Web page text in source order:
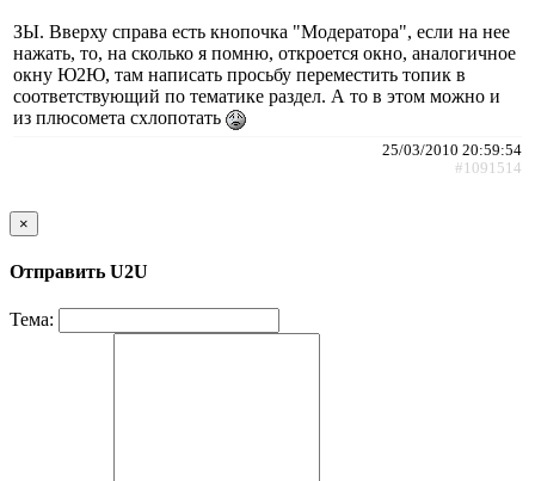
ЗЫ. Вверху справа есть кнопочка "Модератора", если на нее
нажать, то, на сколько я помню, откроется окно, аналогичное
окну Ю2Ю, там написать просьбу переместить топик в
соответствующий по тематике раздел. А то в этом можно и
из плюсомета схлопотать
25/03/2010 20:59:54
#1091514
×
Отправить U2U
Тема: